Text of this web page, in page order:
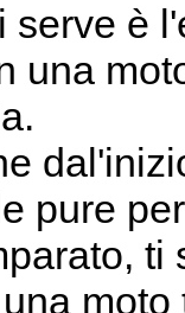
serve è
una
pure